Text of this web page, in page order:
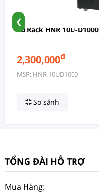
Tủ Rack HNR 10U-D1000
2,300,000đ
MSP: HNR-10UD1000
So sánh
‹
TỔNG ĐÀI HỖ TRỢ
Mua Hàng: